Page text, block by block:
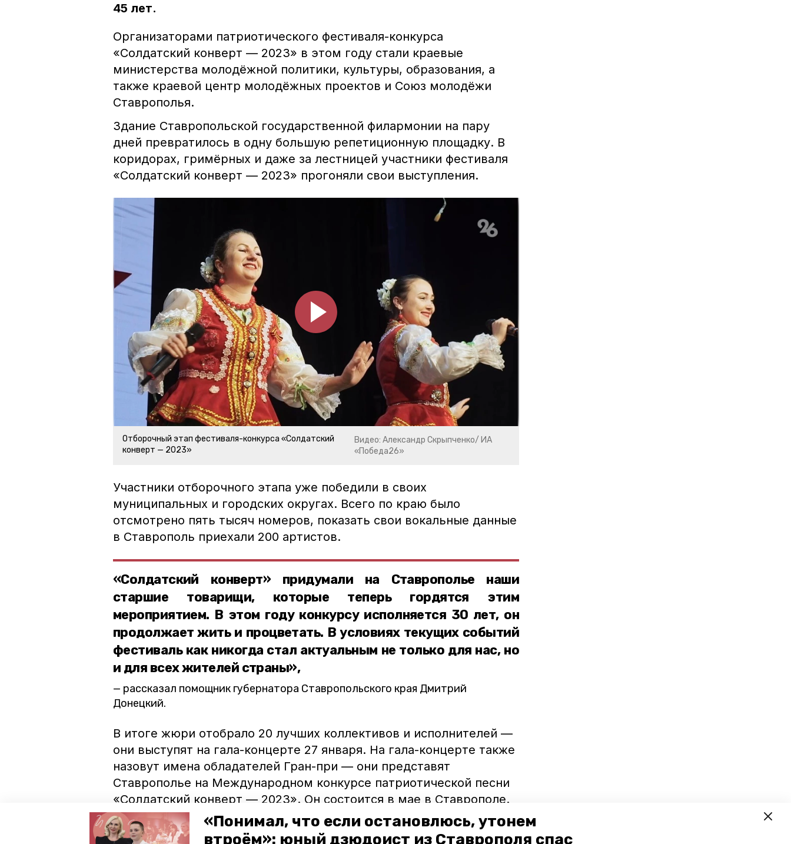
«Понимал, что если остановлюсь, утонем
втроём»: юный дзюдоист из Ставрополя спас
45 лет.
Организаторами патриотического фестиваля-конкурса
«Солдатский конверт — 2023» в этом году стали краевые
министерства молодёжной политики, культуры, образования, а
также краевой центр молодёжных проектов и Союз молодёжи
Ставрополья.
Здание Ставропольской государственной филармонии на пару
дней превратилось в одну большую репетиционную площадку. В
коридорах, гримёрных и даже за лестницей участники фестиваля
«Солдатский конверт — 2023» прогоняли свои выступления.
Отборочный этап фестиваля-конкурса «Солдатский
конверт — 2023»
Видео: Александр Скрыпченко/ ИА
«Победа26»
Участники отборочного этапа уже победили в своих
муниципальных и городских округах. Всего по краю было
отсмотрено пять тысяч номеров, показать свои вокальные данные
в Ставрополь приехали 200 артистов.
«Солдатский конверт» придумали на Ставрополье наши
старшие товарищи, которые теперь гордятся этим
мероприятием. В этом году конкурсу исполняется 30 лет, он
продолжает жить и процветать. В условиях текущих событий
фестиваль как никогда стал актуальным не только для нас, но
и для всех жителей страны»,
рассказал помощник губернатора Ставропольского края Дмитрий
Донецкий.
В итоге жюри отобрало 20 лучших коллективов и исполнителей —
они выступят на гала-концерте 27 января. На гала-концерте также
назовут имена обладателей Гран-при — они представят
Ставрополье на Международном конкурсе патриотической песни
«Солдатский конверт — 2023». Он состоится в мае в Ставрополе.
ставрополь филармония